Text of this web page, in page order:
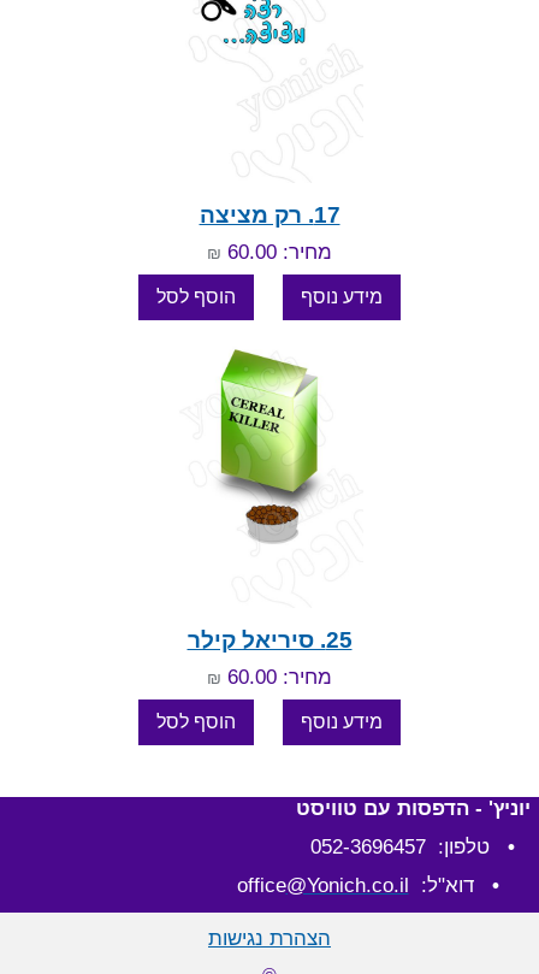
17. רק מציצה
מחיר: 60.00 ₪
25. סיריאל קילר
מחיר: 60.00 ₪
יוניץ' - הדפסות עם טוויסט
•טלפון: 052-3696457
• דוא"ל: office @Yonich.co.il
הצהרת נגישות